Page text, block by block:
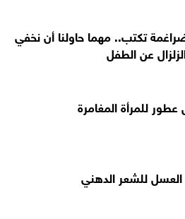
تكتب.. مهما حاولنا أن نخفي
عن الطفل
للمرأة المغامرة
العسل للشعر الدهني